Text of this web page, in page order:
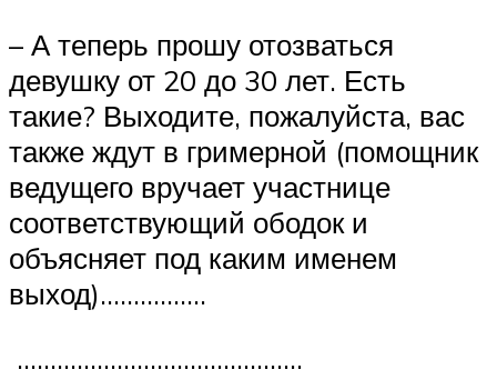
– А теперь прошу отозваться
девушку от 20 до 30 лет. Есть
такие? Выходите, пожалуйста, вас
также ждут в гримерной (помощник
ведущего вручает участнице
соответствующий ободок и
объясняет под каким именем
выход)…………….
…………………………………….